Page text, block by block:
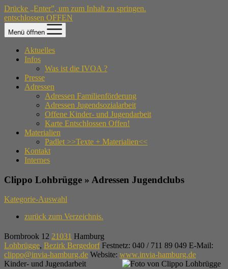
Drücke „Enter”, um zum Inhalt zu springen.
entschlossen OFFEN
Menü öffnen
Aktuelles
Infos
Was ist die IVOA ?
Presse
Adressen
Adressen Familienförderung
Adressen Jugendsozialarbeit
Offene Kinder- und Jugendarbeit
Karte Entschlossen Offen!
Materialien
Padlet >>Texte + Materialien<<
Kontakt
Internes
Clippo Lohbrügge » Adressen Jugendclubs
Kategorie-Auswahl
zurück zum Verzeichnis.
Bornbrook 12 21031 Hamburg
Lohbrügge, Bezirk Bergedorf Festnetz: 040 / 711 89 049 E-Mail:
clippo@invia-hamburg.de Website: www.invia-hamburg.de
Kinder- und Jugendarbeit